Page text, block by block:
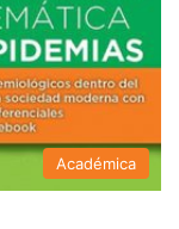
Académica